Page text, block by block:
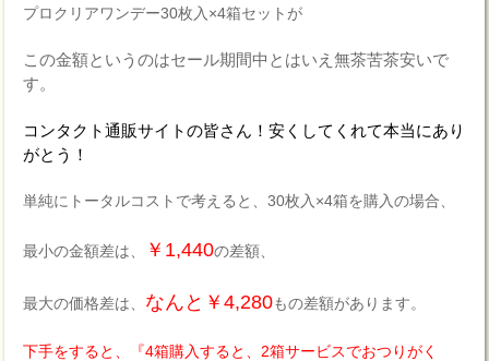
プロクリアワンデー30枚入×4箱セットが
この金額というのはセール期間中とはいえ無茶苦茶安いで
す。
コンタクト通販サイトの皆さん！安くしてくれて本当にあり
がとう！
単純にトータルコストで考えると、30枚入×4箱を購入の場合、
最小の金額差は、 ￥1,440の差額、
最大の価格差は、 なんと￥4,280もの差額があります。
下手をすると、『4箱購入すると、2箱サービスでおつりがく